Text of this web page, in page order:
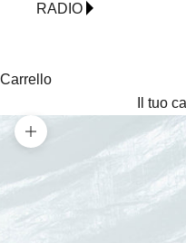
RADIO
Carrello
Il tuo
Ingrandisci immagine